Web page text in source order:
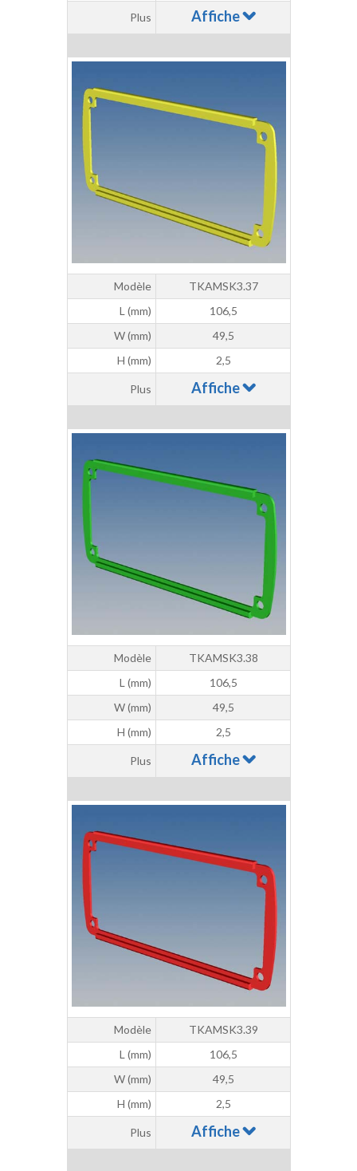
Plus Affiche
Modèle
TKAMSK3.37
L (mm)
106,5
W (mm)
49,5
H (mm)
2,5
Plus Affiche
Modèle
TKAMSK3.38
L (mm)
106,5
W (mm)
49,5
H (mm)
2,5
Plus Affiche
Modèle
TKAMSK3.39
L (mm)
106,5
W (mm)
49,5
H (mm)
2,5
Plus Affiche